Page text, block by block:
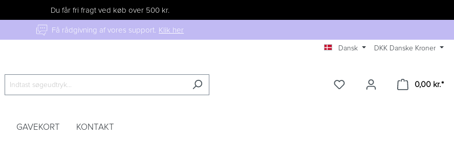
Du får fri fragt ved køb over 500 kr.
Få rådgivning af vores support. Klik her
Dansk DKK Danske Kroner
0,00 kr.*
GAVEKORT KONTAKT